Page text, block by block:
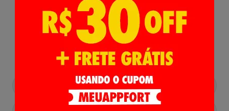
Receba nossasNovidades,
Lançamentos e Promoções!